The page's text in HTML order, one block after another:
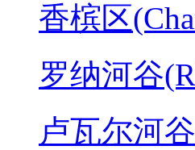
香槟区
罗纳河谷
卢瓦尔河